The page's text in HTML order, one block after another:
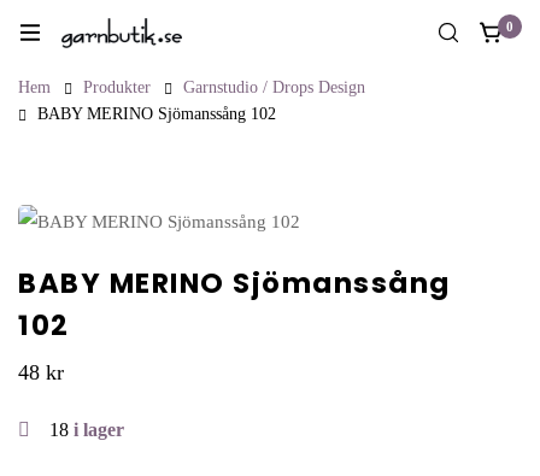
0
Hem Produkter
Garnstudio / Drops Design
BABY MERINO Sjömanssång 102
BABY MERINO Sjömanssång
102
48 kr
18 i lager